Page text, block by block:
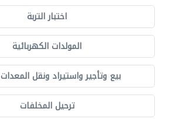
اختبار التربة
المولدات الكهربائية
بيع وتأجير واستيراد ونقل
ترحيل المخلفات